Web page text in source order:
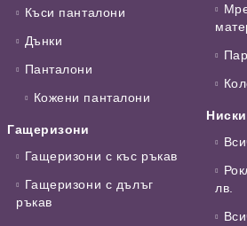
Къси панталони
Дънки
Панталони
Кожени панталони
Гащеризони
Гащеризони с къс ръкав
Гащеризони с дълъг
ръкав
лв.